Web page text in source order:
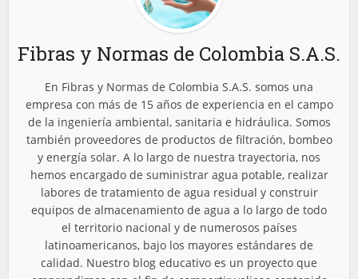
Fibras y Normas de Colombia S.A.S.
En Fibras y Normas de Colombia S.A.S. somos una
empresa con más de 15 años de experiencia en el campo
de la ingeniería ambiental, sanitaria e hidráulica. Somos
también proveedores de productos de filtración, bombeo
y energía solar. A lo largo de nuestra trayectoria, nos
hemos encargado de suministrar agua potable, realizar
labores de tratamiento de agua residual y construir
equipos de almacenamiento de agua a lo largo de todo
el territorio nacional y de numerosos países
latinoamericanos, bajo los mayores estándares de
calidad. Nuestro blog educativo es un proyecto que